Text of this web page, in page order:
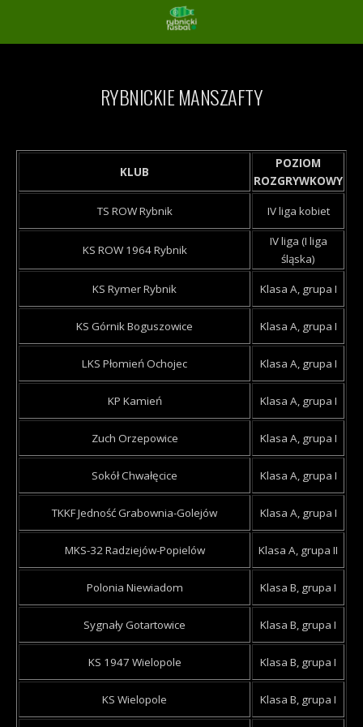
RYBNICKIE MANSZAFTY
KLUB
POZIOM
ROZGRYWKOWY
TS ROW Rybnik IV liga kobiet
KS ROW 1964 Rybnik
IV liga (I liga
śląska)
KS Rymer Rybnik Klasa A, grupa I
KS Górnik Boguszowice Klasa A, grupa I
LKS Płomień Ochojec Klasa A, grupa I
KP Kamień Klasa A, grupa I
Zuch Orzepowice Klasa A, grupa I
Sokół Chwałęcice Klasa A, grupa I
TKKF Jedność Grabownia-Golejów Klasa A, grupa I
MKS-32 Radziejów-Popielów Klasa A, grupa II
Polonia Niewiadom Klasa B, grupa I
Sygnały Gotartowice Klasa B, grupa I
KS 1947 Wielopole Klasa B, grupa I
KS Wielopole Klasa B, grupa I